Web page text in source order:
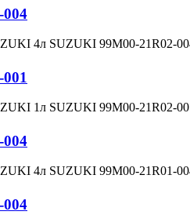
004
4л SUZUKI 99M00-21R02-
1л SUZUKI 99M00-21R02-
004
4л SUZUKI 99M00-21R01-
004